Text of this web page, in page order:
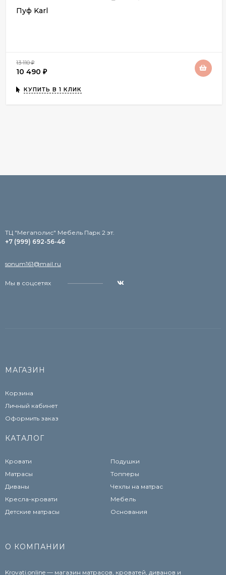
Пуф Karl
13 110₽
10 490 ₽
КУПИТЬ В 1 КЛИК
TЦ "Мегаполис" Мебель Парк 2 эт.
+7 (999) 692-56-46
sonum161@mail.ru
Мы в соцсетях
МАГАЗИН
Корзина
Личный кабинет
Оформить заказ
КАТАЛОГ
Кровати
Матрасы
Диваны
Кресла-кровати
Детские матрасы
Подушки
Топперы
Чехлы на матрас
Мебель
Основания
О КОМПАНИИ
Krovati.online — магазин матрасов, кроватей, диванов и